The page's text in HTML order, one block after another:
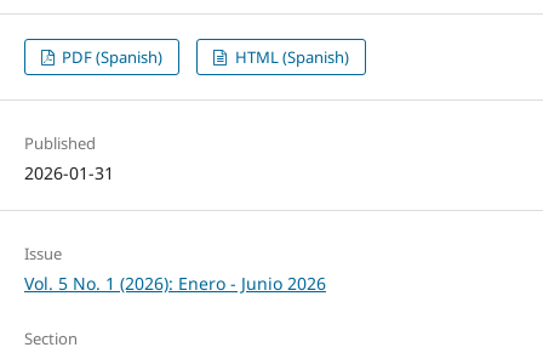
PDF (Spanish) HTML (Spanish)
Published
2026-01-31
Issue
Vol. 5 No. 1 (2026): Enero - Junio 2026
Section